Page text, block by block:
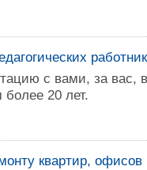
с вами, за вас,
более 20 лет.
квартир,